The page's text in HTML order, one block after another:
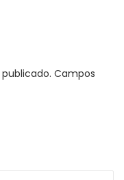
Campos